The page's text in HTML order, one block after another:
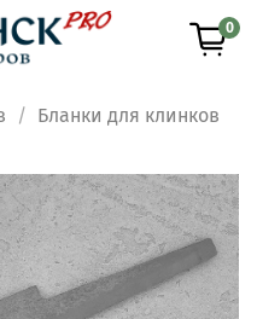
0
Бланки для клинков